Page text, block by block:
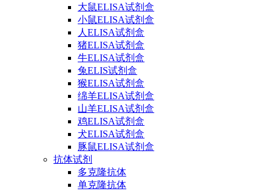
大鼠ELISA试剂盒
小鼠ELISA试剂盒
人ELISA试剂盒
猪ELISA试剂盒
牛ELISA试剂盒
兔ELIS试剂盒
猴ELISA试剂盒
绵羊ELISA试剂盒
山羊ELISA试剂盒
鸡ELISA试剂盒
犬ELISA试剂盒
豚鼠ELISA试剂盒
抗体试剂
多克隆抗体
单克隆抗体